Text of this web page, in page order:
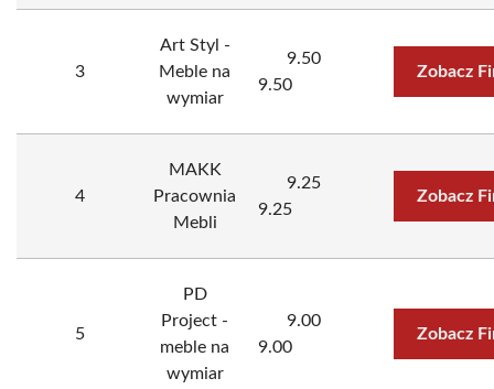
3
Art Styl -
Meble na
wymiar
9.50
9.50
Zobacz
4
MAKK
Pracownia
Mebli
9.25
9.25
Zobacz
5
PD
Project -
meble na
wymiar
9.00
9.00
Zobacz